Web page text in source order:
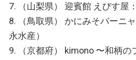
7. （山梨県） 迎賓館 えびす屋
8. （鳥取県） かにみそバーニ
永水産）
9. （京都府） kimono 〜和柄